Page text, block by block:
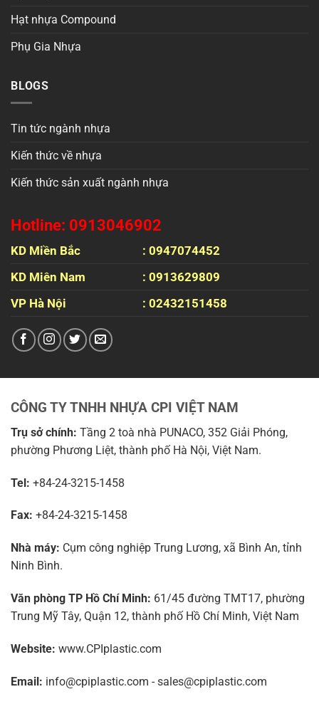
Hạt nhựa Compound
Phụ Gia Nhựa
BLOGS
Tin tức ngành nhựa
Kiến thức về nhựa
Kiến thức sản xuất ngành nhựa
Hotline: 0913046902
KD Miền Bắc
: 0947074452
KD Miên Nam
: 0913629809
VP Hà Nội
: 02432151458
CÔNG TY TNHH NHỰA CPI VIỆT NAM
Trụ sở chính: Tầng 2 toà nhà PUNACO, 352 Giải Phóng,
phường Phương Liệt, thành phố Hà Nội, Việt Nam.
Tel: +84-24-3215-1458
Fax: +84-24-3215-1458
Nhà máy: Cụm công nghiệp Trung Lương, xã Bình An, tỉnh
Ninh Bình.
Văn phòng TP Hồ Chí Minh: 61/45 đường TMT17, phường
Trung Mỹ Tây, Quận 12, thành phố Hồ Chí Minh, Việt Nam
Website: www.CPIplastic.com
Email: info@cpiplastic.com - sales@cpiplastic.com